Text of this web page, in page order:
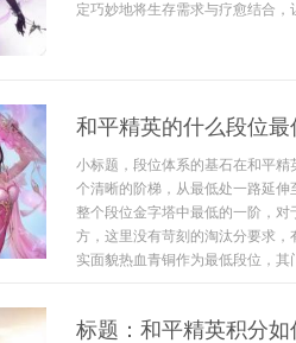
定巧妙地将生存需求与疗愈结合
和平精英的什么段位
小标题，段位体系的基石在和平
个清晰的阶梯，从最低处一路延
整个段位金字塔中最低的一阶，
方，这里没有苛刻的淘汰分要求
实面貌热血青铜作为最低段位，其
标题：和平精英积分